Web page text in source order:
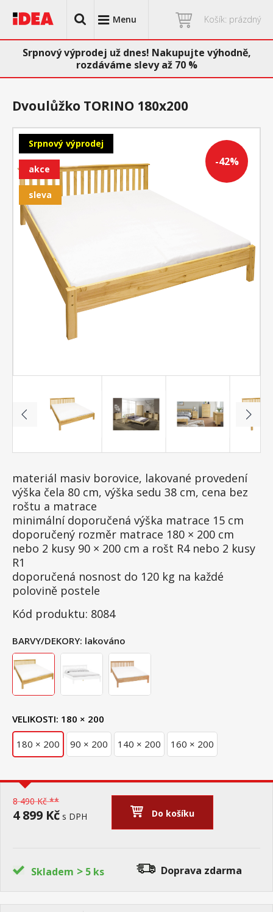
Menu Košík: prázdný
Srpnový výprodej už dnes! Nakupujte výhodně,
rozdáváme slevy až 70 %
-42%
Srpnový výprodej
akce
sleva
Dvoulůžko TORINO 180x200
materiál masiv borovice, lakované provedení
výška čela 80 cm, výška sedu 38 cm, cena bez
roštu a matrace
minimální doporučená výška matrace 15 cm
doporučený rozměr matrace 180 × 200 cm
nebo 2 kusy 90 × 200 cm a rošt R4 nebo 2 kusy
R1
doporučená nosnost do 120 kg na každé
polovině postele
Kód produktu: 8084
BARVY/DEKORY: lakováno
VELIKOSTI: 180 × 200
180 × 200 90 × 200 140 × 200 160 × 200
8 490 Kč **
4 899 Kč s DPH Do košíku
Skladem > 5 ks Doprava zdarma